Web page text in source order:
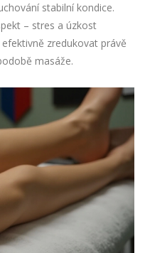
stabilní kondice.
– stres a úzkost
zredukovat právě
masáže.